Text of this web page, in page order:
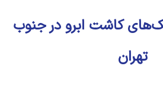
کاشت ابرو در جنوب
تهران